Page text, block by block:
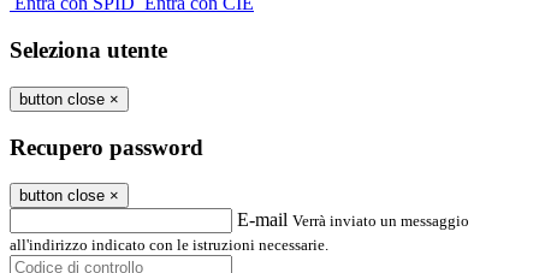
Seleziona utente
button close ×
Recupero password
button close ×
E-mail Verrà inviato un messaggio
all'indirizzo indicato con le istruzioni necessarie.